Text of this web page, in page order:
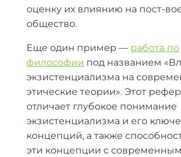
оценку их влиянию на пост-
общество.
Еще один пример — работа по
философии под названием
экзистенциализма на
этические теории». Этот
отличает глубокое понимание
экзистенциализма и его
концепций, а также
эти концепции с